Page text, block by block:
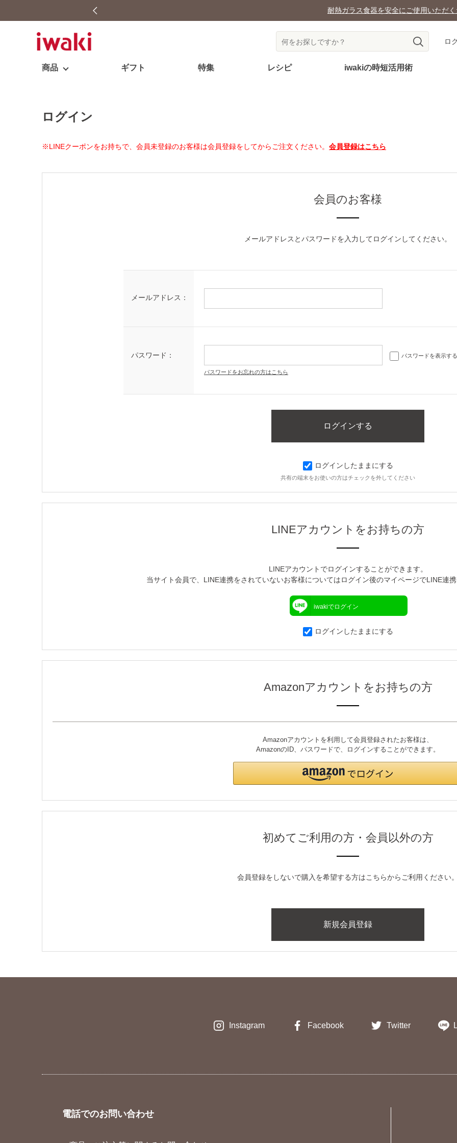
耐熱ガラス食器を安全にご使用いただくために
ロ
商品 ギフト 特集 レシピ iwakiの時短活用術
ログイン
※LINEクーポンをお持ちで、会員未登録のお客様は会員登録をしてからご注文ください。 会員登録はこちら
会員のお客様
メールアドレスとパスワードを入力してログインしてください。
メールアドレス：
パスワード： パスワードを表示する
パスワードをお忘れの方はこちら
ログインしたままにする
共有の端末をお使いの方はチェックを外してください
LINEアカウントをお持ちの方
LINEアカウントでログインすることができます。
当サイト会員で、LINE連携をされていないお客様についてはログイン後のマイページでLINE連
iwakiでログイン
ログインしたままにする
Amazonアカウントをお持ちの方
Amazonアカウントを利用して会員登録されたお客様は、
AmazonのID、パスワードで、ログインすることができます。
初めてご利用の方・会員以外の方
会員登録をしないで購入を希望する方はこちらからご利用ください
Instagram Facebook Twitter
電話でのお問い合わせ